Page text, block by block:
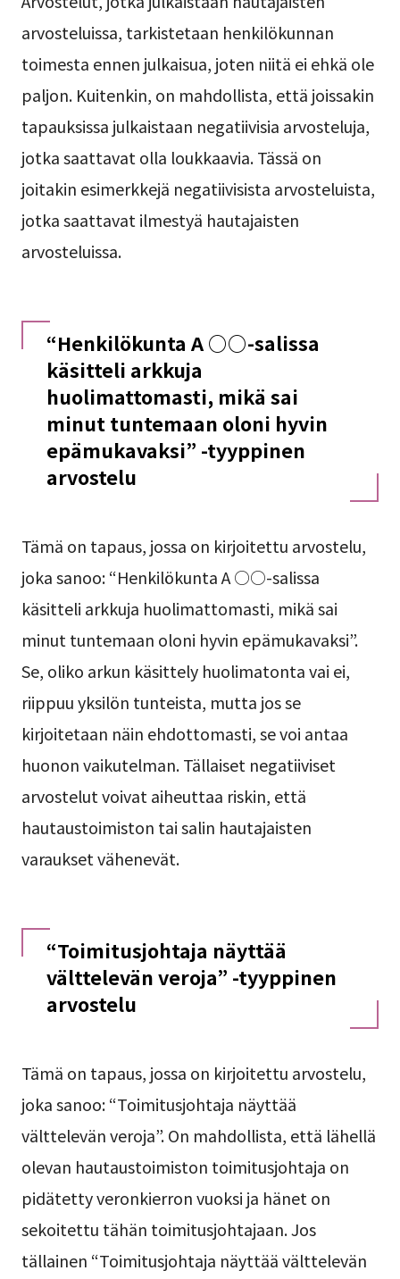
arvosteluissa, tarkistetaan henkilökunnan
toimesta ennen julkaisua, joten niitä ei ehkä ole
paljon. Kuitenkin, on mahdollista, että joissakin
tapauksissa julkaistaan negatiivisia arvosteluja,
jotka saattavat olla loukkaavia. Tässä on
joitakin esimerkkejä negatiivisista arvosteluista,
jotka saattavat ilmestyä hautajaisten
arvosteluissa.
“Henkilökunta A ○○-salissa
käsitteli arkkuja
huolimattomasti, mikä sai
minut tuntemaan oloni hyvin
epämukavaksi” -tyyppinen
arvostelu
Tämä on tapaus, jossa on kirjoitettu arvostelu,
joka sanoo: “Henkilökunta A ○○-salissa
käsitteli arkkuja huolimattomasti, mikä sai
minut tuntemaan oloni hyvin epämukavaksi”.
Se, oliko arkun käsittely huolimatonta vai ei,
riippuu yksilön tunteista, mutta jos se
kirjoitetaan näin ehdottomasti, se voi antaa
huonon vaikutelman. Tällaiset negatiiviset
arvostelut voivat aiheuttaa riskin, että
hautaustoimiston tai salin hautajaisten
varaukset vähenevät.
“Toimitusjohtaja näyttää
välttelevän veroja” -tyyppinen
arvostelu
Tämä on tapaus, jossa on kirjoitettu arvostelu,
joka sanoo: “Toimitusjohtaja näyttää
välttelevän veroja”. On mahdollista, että lähellä
olevan hautaustoimiston toimitusjohtaja on
pidätetty veronkierron vuoksi ja hänet on
sekoitettu tähän toimitusjohtajaan. Jos
tällainen “Toimitusjohtaja näyttää välttelevän